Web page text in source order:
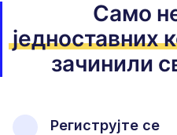
Само
једноставних
зачинили
Региструјте се